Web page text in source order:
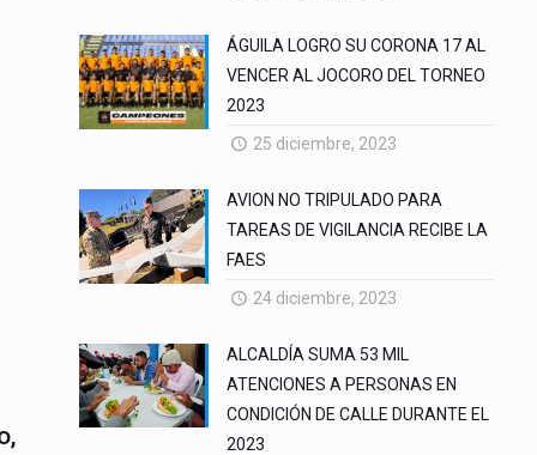
ÁGUILA LOGRO SU CORONA 17 AL
VENCER AL JOCORO DEL TORNEO
2023
25 diciembre, 2023
AVION NO TRIPULADO PARA
TAREAS DE VIGILANCIA RECIBE LA
FAES
24 diciembre, 2023
ALCALDÍA SUMA 53 MIL
ATENCIONES A PERSONAS EN
CONDICIÓN DE CALLE DURANTE EL
2023